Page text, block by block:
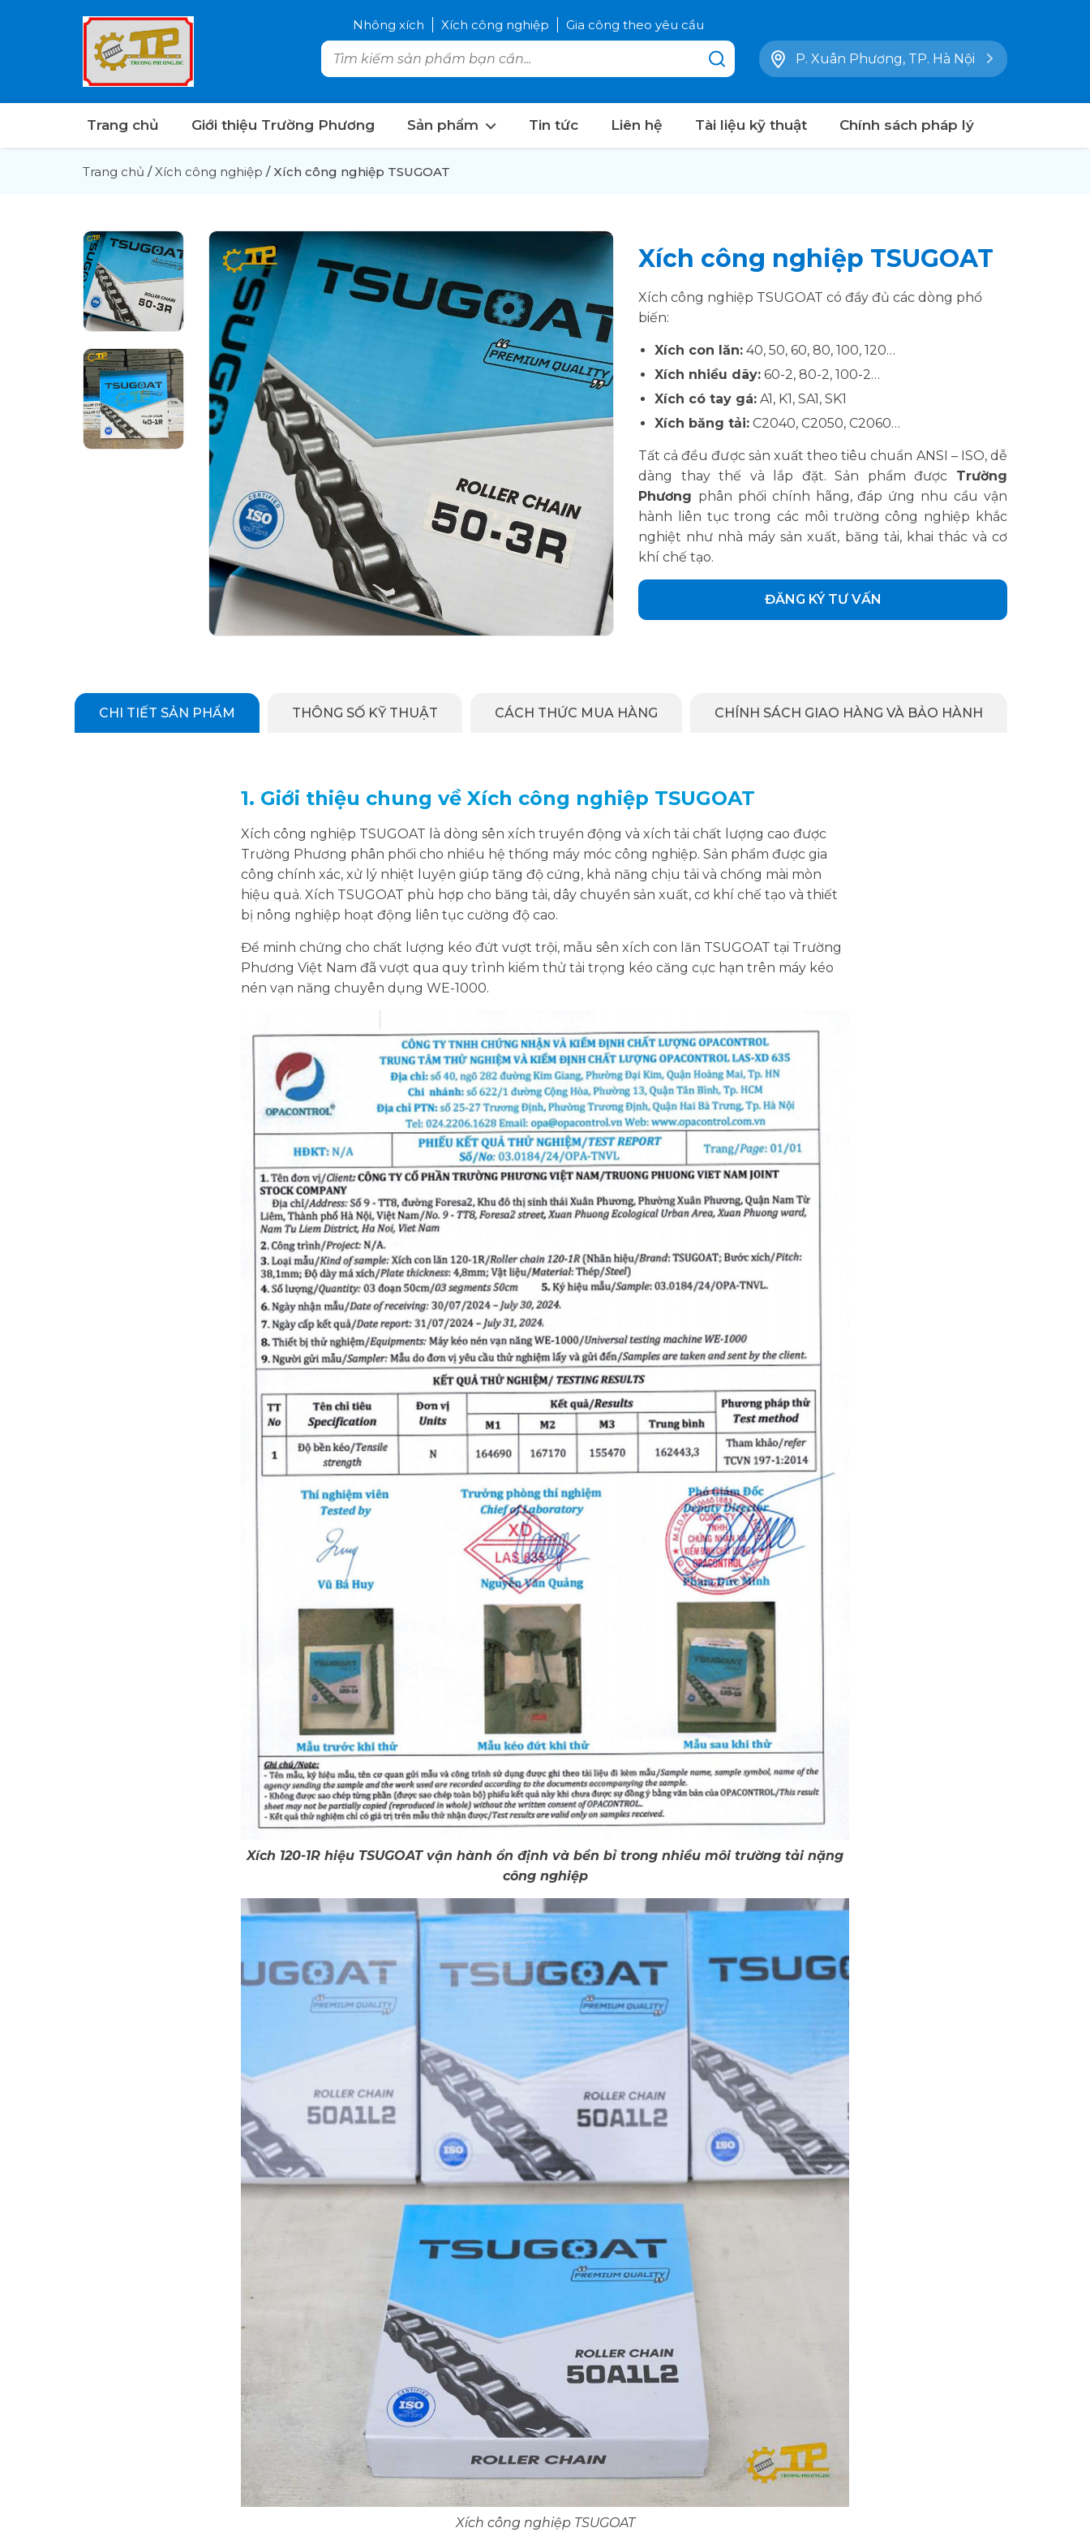
Nhông xích Xích công nghiệp Gia công theo yêu cầu
P. Xuân Phương, TP. Hà Nội
Trang chủ Giới thiệu Trường Phương Sản phẩm Tin tức Liên hệ Tài liệu kỹ thuật Chính sách pháp lý
Trang chủ /Xích công nghiệp / Xích công nghiệp TSUGOAT
Xích công nghiệp TSUGOAT
Xích công nghiệp TSUGOAT có đầy đủ các dòng phổ
biến:
Xích con lăn: 40, 50, 60, 80, 100, 120…
Xích nhiều dãy: 60-2, 80-2, 100-2…
Xích có tay gá: A1, K1, SA1, SK1
Xích băng tải: C2040, C2050, C2060…
Tất cả đều được sản xuất theo tiêu chuẩn ANSI – ISO, dễ
dàng thay thế và lắp đặt. Sản phẩm được Trường
Phương phân phối chính hãng, đáp ứng nhu cầu vận
hành liên tục trong các môi trường công nghiệp khắc
nghiệt như nhà máy sản xuất, băng tải, khai thác và cơ
khí chế tạo.
ĐĂNG KÝ TƯ VẤN
CHI TIẾT SẢN PHẨM THÔNG SỐ KỸ THUẬT CÁCH THỨC MUA HÀNG CHÍNH SÁCH GIAO HÀNG VÀ BẢO HÀNH
1. Giới thiệu chung về Xích công nghiệp TSUGOAT
Xích công nghiệp TSUGOAT là dòng sên xích truyền động và xích tải chất lượng cao được
Trường Phương phân phối cho nhiều hệ thống máy móc công nghiệp. Sản phẩm được gia
công chính xác, xử lý nhiệt luyện giúp tăng độ cứng, khả năng chịu tải và chống mài mòn
hiệu quả. Xích TSUGOAT phù hợp cho băng tải, dây chuyền sản xuất, cơ khí chế tạo và thiết
bị nông nghiệp hoạt động liên tục cường độ cao.
Để minh chứng cho chất lượng kéo đứt vượt trội, mẫu sên xích con lăn TSUGOAT tại Trường
Phương Việt Nam đã vượt qua quy trình kiểm thử tải trọng kéo căng cực hạn trên máy kéo
nén vạn năng chuyên dụng WE-1000.
Xích 120-1R hiệu TSUGOAT vận hành ổn định và bền bỉ trong nhiều môi trường tải nặng
công nghiệp
Xích công nghiệp TSUGOAT